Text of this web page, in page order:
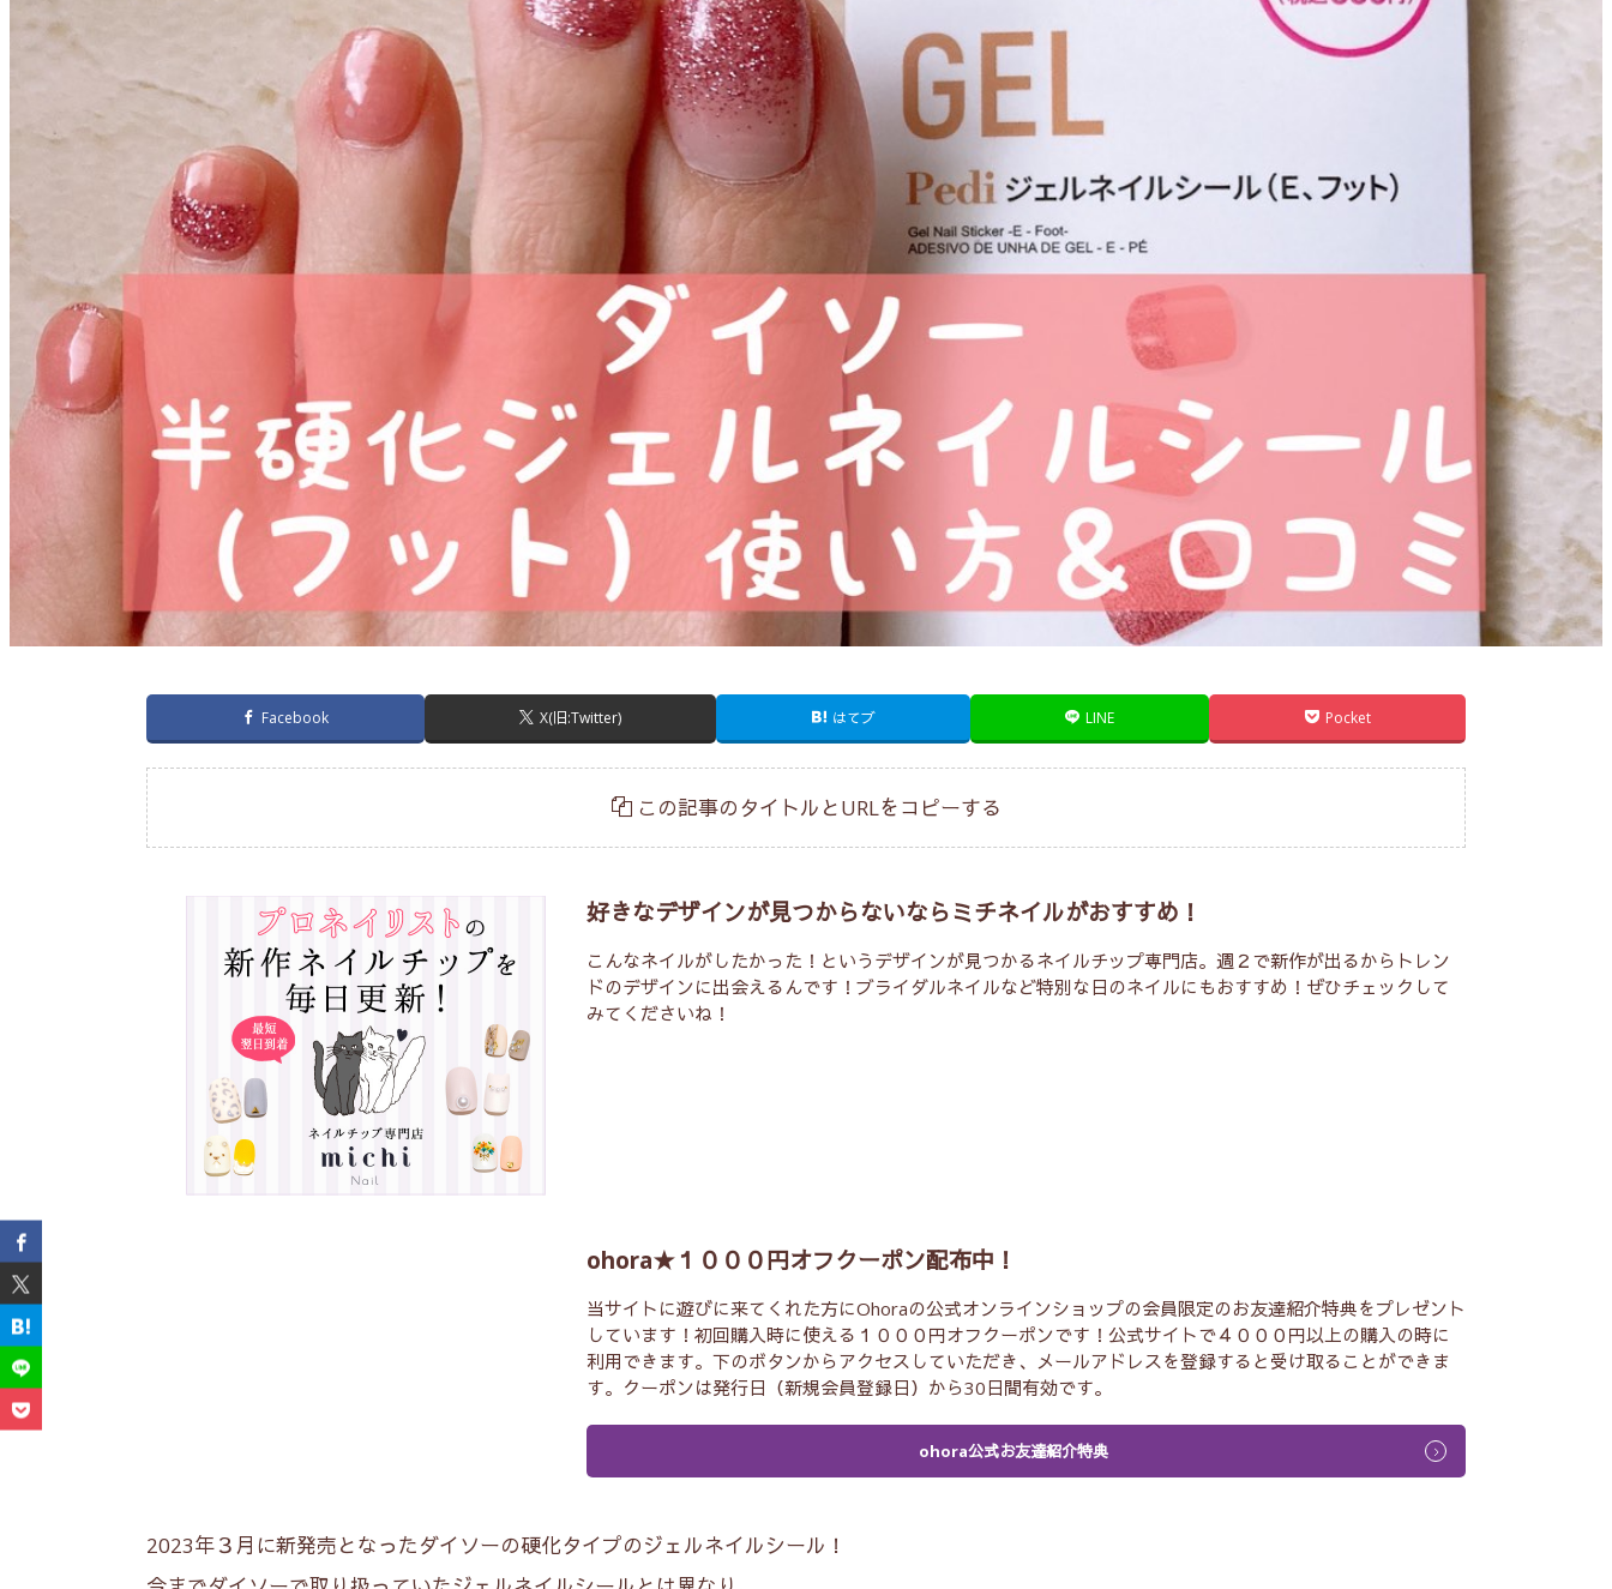
Facebook X(旧:Twitter) はてブ LINE Pocket
この記事のタイトルとURLをコピーする
好きなデザインが見つからないならミチネイルがおすすめ！
こんなネイルがしたかった！というデザインが見つかるネイルチップ専門店。週２で新作が出るからトレン
ドのデザインに出会えるんです！ブライダルネイルなど特別な日のネイルにもおすすめ！ぜひチェックして
みてくださいね！
ohora★１０００円オフクーポン配布中！
当サイトに遊びに来てくれた方にOhoraの公式オンラインショップの会員限定のお友達紹介特典をプレゼント
しています！初回購入時に使える１０００円オフクーポンです！公式サイトで４０００円以上の購入の時に
利用できます。下のボタンからアクセスしていただき、メールアドレスを登録すると受け取ることができま
す。クーポンは発行日（新規会員登録日）から30日間有効です。
ohora公式お友達紹介特典
2023年３月に新発売となったダイソーの硬化タイプのジェルネイルシール！